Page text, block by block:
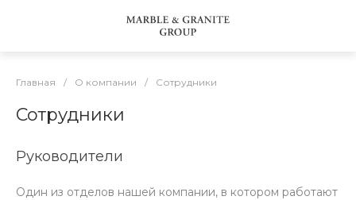
Главная / О компании / Сотрудники
Сотрудники
Руководители
Один из отделов нашей компании, в котором работают